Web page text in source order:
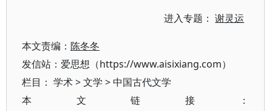
进入专题：谢灵运
本文责编： 陈冬冬
发信站：爱思想（https://www.aisixiang.com）
栏目： 学术>文学 >中国古代文学
本文链接：